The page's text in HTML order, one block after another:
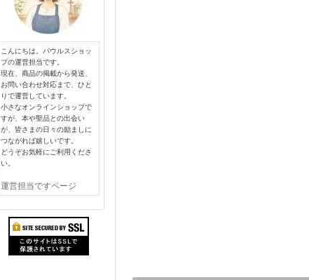
こんにちは。パウルスショッ
プの運営担当です。
現在、商品の掲載から発送、
お問い合わせ対応まで、ひと
りで運営しています。
小さなオンラインショップで
すが、本や聖品との出会い
が、皆さまの日々の励ましに
つながれば嬉しいです。
どうぞお気軽にご利用くださ
い。
運営担当ですページ